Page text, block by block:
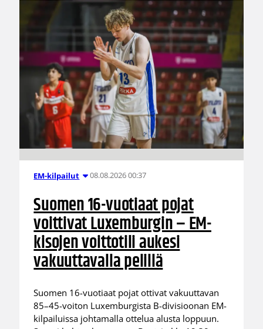
EM-kilpailut 08.08.2026 00:37
Suomen 16-vuotiaat pojat
voittivat Luxemburgin – EM-
kisojen voittotili aukesi
vakuuttavalla pelillä
Suomen 16-vuotiaat pojat ottivat vakuuttavan
85–45-voiton Luxemburgista B-divisioonan EM-
kilpailuissa johtamalla ottelua alusta loppuun.